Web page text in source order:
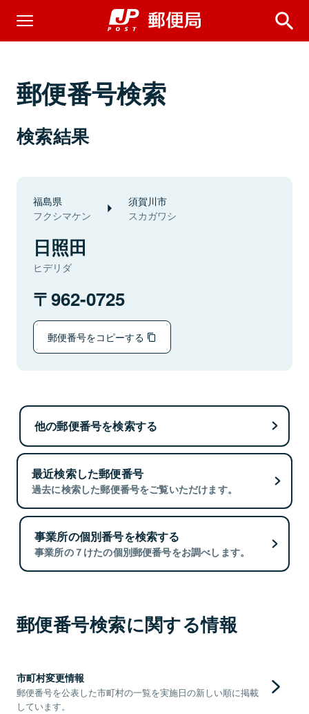
郵便番号検索
検索結果
福島県
フクシマケン
須賀川市
スカガワシ
日照田
ヒデリダ
962-0725
郵便番号をコピーする
他の郵便番号を検索する
最近検索した郵便番号
過去に検索した郵便番号をご覧いただけます。
事業所の個別番号を検索する
事業所の７けたの個別郵便番号をお調べします。
郵便番号検索に関する情報
市町村変更情報
郵便番号を公表した市町村の一覧を実施日の新しい順に掲載
しています。